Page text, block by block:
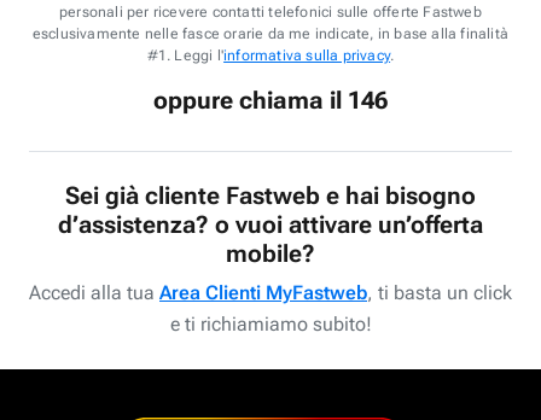
personali per ricevere contatti telefonici sulle offerte Fastweb
esclusivamente nelle fasce orarie da me indicate, in base alla finalità
#1. Leggi l'informativa sulla privacy.
oppure chiama il 146
Sei già cliente Fastweb e hai bisogno
d’assistenza? o vuoi attivare un’offerta
mobile?
Accedi alla tua Area Clienti MyFastweb, ti basta un click
e ti richiamiamo subito!